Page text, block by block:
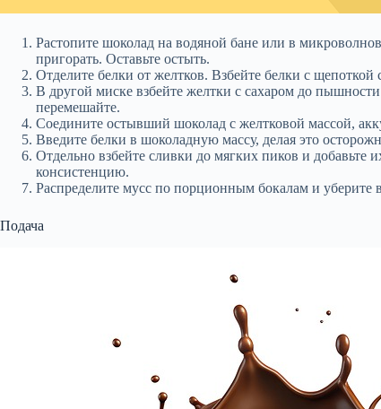
Растопите шоколад на водяной бане или в
пригорать. Оставьте остыть.
Отделите белки от желтков. Взбейте белки с щепоткой
В другой миске взбейте желтки с сахаром до
перемешайте.
Соедините остывший шоколад с желтковой массой,
Введите белки в шоколадную массу, делая это
Отдельно взбейте сливки до мягких пиков и
консистенцию.
Распределите мусс по порционным бокалам и
Подача